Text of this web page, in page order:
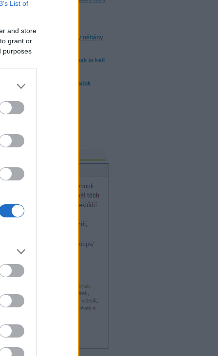
List of
and store
grant or
purposes
a bizonyos 10 000 óra, avagy néhány
a gyakorlásról
elég ártatlannak lenni. Annak is kell
trükköt! - trükkmagyarázatok
keres!
hete